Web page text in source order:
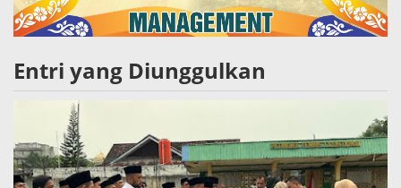
Entri yang Diunggulkan